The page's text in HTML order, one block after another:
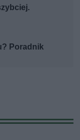
Poradnik